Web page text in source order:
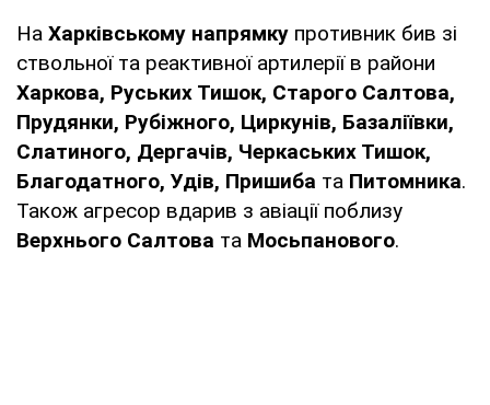
На Харківському напрямку противник бив зі
ствольної та реактивної артилерії в райони
Харкова, Руських Тишок, Старого Салтова,
Прудянки, Рубіжного, Циркунів, Базаліївки,
Слатиного, Дергачів, Черкаських Тишок,
Благодатного, Удів, Пришиба та Питомника.
Також агресор вдарив з авіації поблизу
Верхнього Салтова та Мосьпанового.